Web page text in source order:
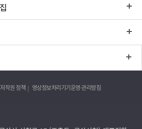
저작권 정책 영상정보처리기기운영·관리방침